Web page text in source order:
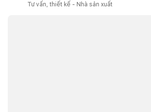
Tư vấn, thiết kế - Nhà sản xuất